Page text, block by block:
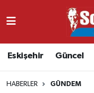
Eskişehir Güncel
HABERLER GÜNDEM
Ekonomi
Nöbetçi
Namaz Vakitleri